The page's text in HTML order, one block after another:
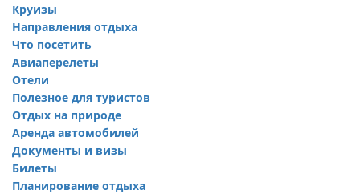
Круизы
Направления отдыха
Что посетить
Авиаперелеты
Отели
Полезное для туристов
Отдых на природе
Аренда автомобилей
Документы и визы
Билеты
Планирование отдыха